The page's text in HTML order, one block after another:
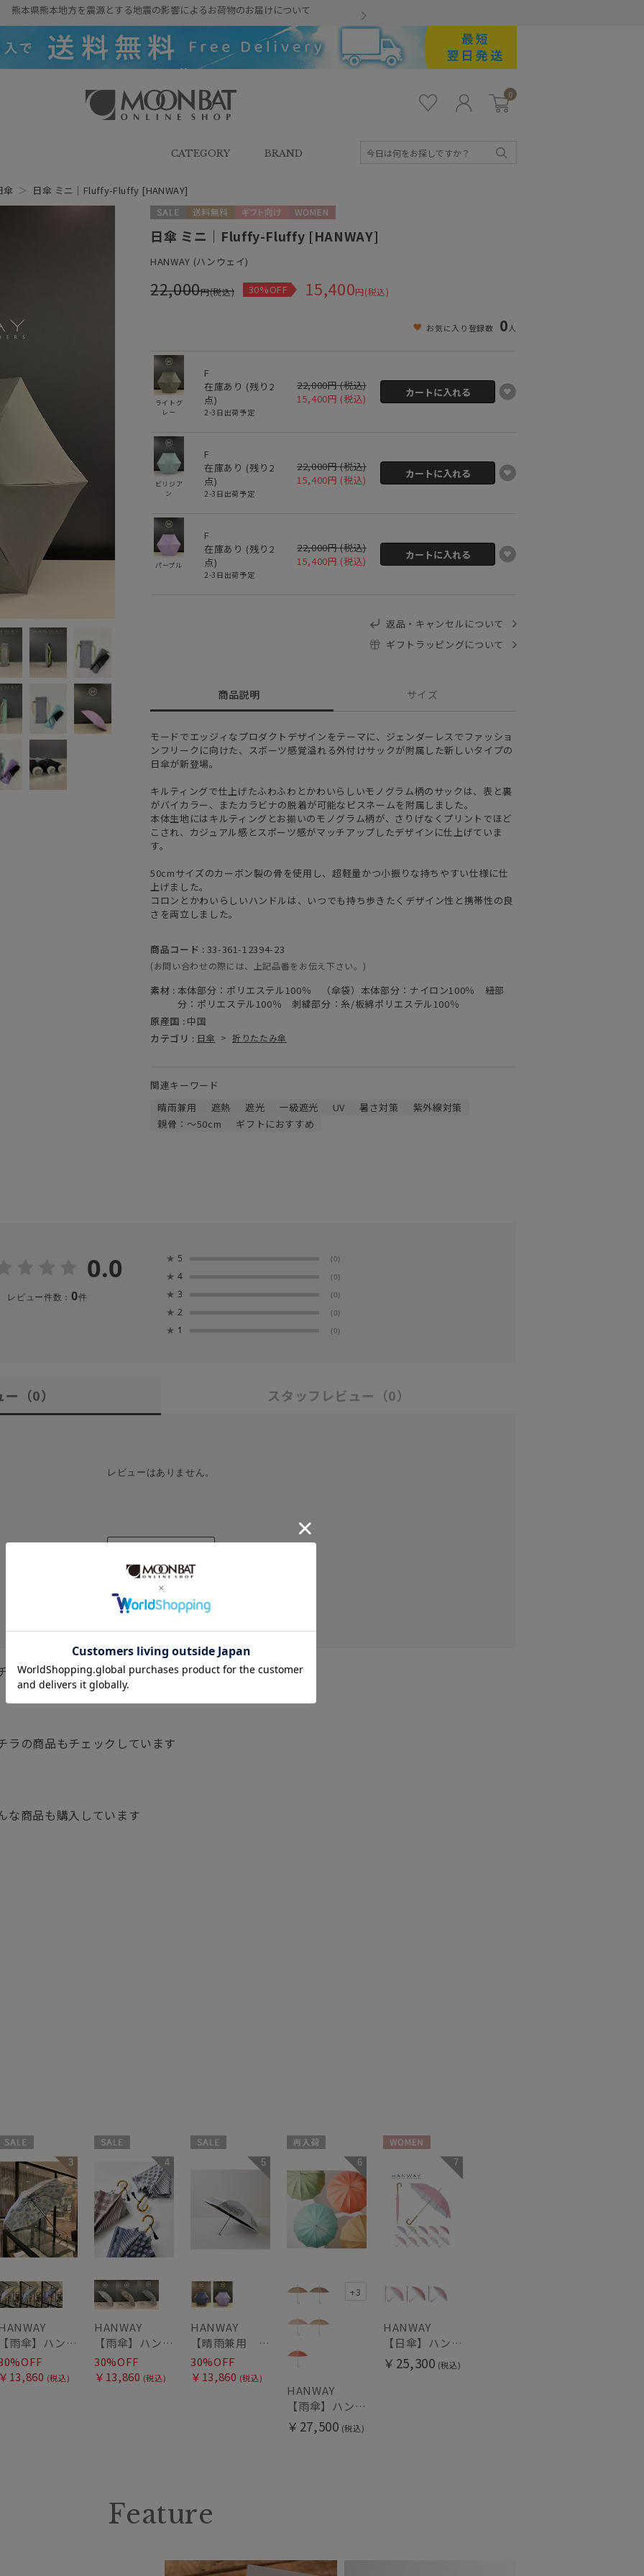
熊本県熊本地方を震源とする地震の影響によるお荷物のお届けについて
SHOP（ムーンバットオンラインシ
イ
ン
0
CATEGORY BRAND
傘 ＞ 日傘 ミニ｜Fluffy-Fluffy [HANWAY]
日傘 ミニ｜Fluffy-Fluffy [HANWAY]
HANWAY (ハンウェイ)
22,000円(税込) 30%OFF 15,400円(税込)
お気に入り登録数 0人
ライトグ
レー
F
在庫あり (残り 2
点)
2-3日出荷予定
22,000円 (税込)
15,400円 (税込)
ビリジア
ン
F
在庫あり (残り 2
点)
2-3日出荷予定
22,000円 (税込)
15,400円 (税込)
パープル
F
在庫あり (残り 2
点)
2-3日出荷予定
22,000円 (税込)
15,400円 (税込)
返品・キャンセルについて
ギフトラッピングについて
商品説明 サイズ
モードでエッジィなプロダクトデザインをテーマに、ジェンダーレスでファッショ
ンフリークに向けた、スポーツ感覚溢れる外付けサックが附属した新しいタイプの
日傘が新登場。
キルティングで仕上げたふわふわとかわいらしいモノグラム柄のサックは、表と裏
がバイカラー、またカラビナの脱着が可能なピスネームを附属しました。
本体生地にはキルティングとお揃いのモノグラム柄が、さりげなくプリントでほど
こされ、カジュアル感とスポーツ感がマッチアップしたデザインに仕上げていま
す。
50cmサイズのカーボン製の骨を使用し、超軽量かつ小振りな持ちやすい仕様に仕
上げました。
コロンとかわいらしいハンドルは、いつでも持ち歩きたくデザイン性と携帯性の良
さを両立しました。
商品コード : 33-361-12394-23
(お問い合わせの際には、上記品番をお伝え下さい。)
素材 : 本体部分：ポリエステル100％ （傘袋）本体部分：ナイロン100％ 紐部
分：ポリエステル100％ 刺繍部分：糸/板綿ポリエステル100％
原産国 : 中国
カテゴリ : 日傘 > 折りたたみ傘
関連キーワード
晴雨兼用
遮熱 遮光 一級遮光 UV 暑さ対策
紫外線対策
親骨：～50cm
ギフトにおすすめ
0.0
レビュー件数： 0件
★ 5 (0)
★ 4 (0)
★ 3 (0)
★ 2 (0)
★ 1 (0)
ー （0） スタッフレビュー （0）
レビューはありません。
ェックしています
ラの商品もチェックしています
な商品も購入しています
3
【雨傘】ハンウェイ (HANWAY) Lily CJ（リリー・シー・ジェー） 日本製 親骨：51～55cm
13,860 (税込)
4
HANWAY
【雨傘】ハンウェイ (HANWAY) Pカットジャカード Dot & Stripe mix CJ ドット・アンド・ストライプ・シー・ジェー ショート長傘 日本製
30%OFF
￥13,860 (税込)
5
HANWAY
【晴雨兼用 折りたたみ日傘】ハンウェイ（ＨＡＮＷＡＹ）HW street（ハンウェイ・ストリート）
30%OFF
￥13,860 (税込)
WOMEN
6
+3
HANWAY
【雨傘】ハンウェイ （HANWAY ）真田耳（サナダミミ）長傘 日本製 カーボン骨
￥27,500 (税込)
7
HANWAY
【日傘】ハンウェイ (HANWAY) Pシエスタ 白ラミネート ナチュラルカラー 長傘 オールウェザー 遮光 竹手元 晴雨兼用 UV 日本製
￥25,300 (税込)
Feature